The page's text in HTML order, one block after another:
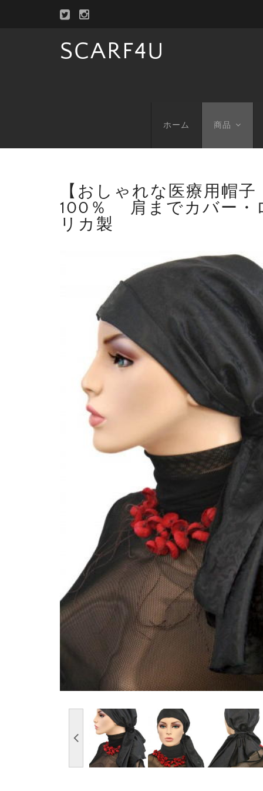
SCARF4U
ホーム 商品
【おしゃれな医療用帽
100％ 肩までカバー・
リカ製